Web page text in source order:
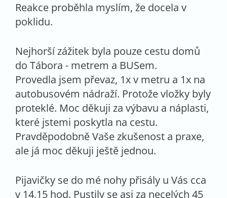
Reakce proběhla myslím, že docela v
poklidu.
Nejhorší zážitek byla pouze cestu domů
do Tábora - metrem a BUSem.
Provedla jsem převaz, 1x v metru a 1x na
autobusovém nádraží. Protože vložky byly
proteklé. Moc děkuji za výbavu a náplasti,
které jstemi poskytla na cestu.
Pravděpodobně Vaše zkušenost a praxe,
ale já moc děkuji ještě jednou.
Pijavičky se do mé nohy přisály u Vás cca
v 14,15 hod. Pustily se asi za necelých 45